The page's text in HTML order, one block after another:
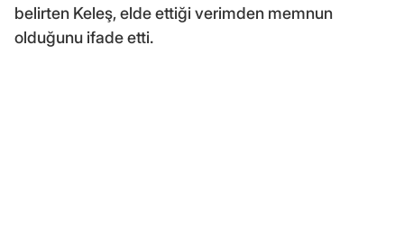
belirten Keleş, elde ettiği verimden memnun
olduğunu ifade etti.